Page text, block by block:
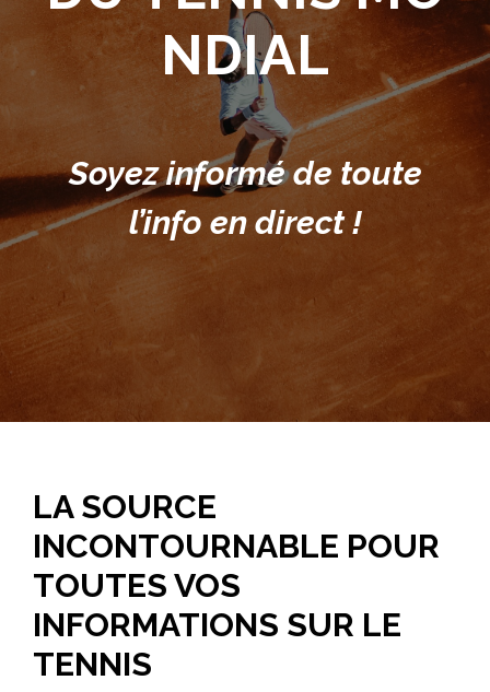
NDIAL
Soyez informé de toute
l’info en direct !
LA SOURCE
INCONTOURNABLE POUR
TOUTES VOS
INFORMATIONS SUR LE
TENNIS